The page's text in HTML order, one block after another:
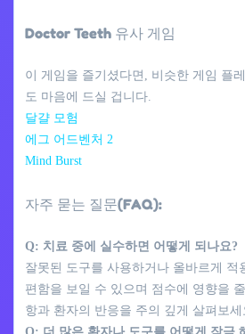
Doctor Teeth 유사 게임
이 게임을 즐기셨다면, 비슷한 게임 플
도 마음에 드실 겁니다.
달걀 모험
에그 어드벤처 2
Mind Burst
자주 묻는 질문(FAQ):
Q: 치료 중에 실수하면 어떻게 되나요?
잘못된 도구를 사용하거나 올바르게 적
편함을 보일 수 있으며 점수에 영향을
항과 환자의 반응을 주의 깊게 살펴보세